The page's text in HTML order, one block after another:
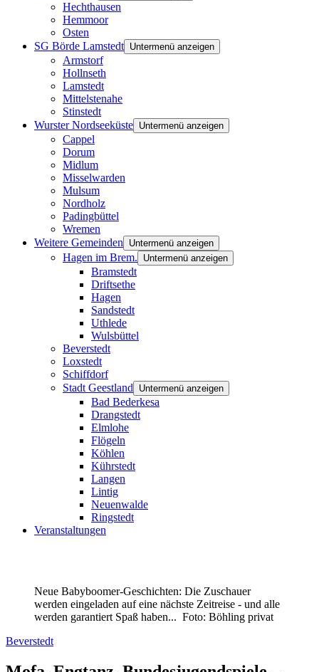
Hechthausen
Hemmoor
Osten
SG Börde Lamstedt Untermenü anzeigen
Armstorf
Hollnseth
Lamstedt
Mittelstenahe
Stinstedt
Wurster Nordseeküste Untermenü anzeigen
Cappel
Dorum
Midlum
Misselwarden
Mulsum
Nordholz
Padingbüttel
Wremen
Weitere Gemeinden
Untermenü anzeigen
Hagen im Brem. Untermenü anzeigen
Bramstedt
Driftsethe
Hagen
Sandstedt
Uthlede
Wulsbüttel
Beverstedt
Loxstedt
Schiffdorf
Stadt Geestland
Untermenü anzeigen
Bad Bederkesa
Drangstedt
Elmlohe
Flögeln
Köhlen
Kührstedt
Langen
Lintig
Neuenwalde
Ringstedt
Veranstaltungen
Neue Babyboomer-Geschichten: Die Zuschauer
werden eingeladen auf eine nächste Zeitreise - und alle
werden garantiert Spaß haben... Foto: Böhling privat
Beverstedt